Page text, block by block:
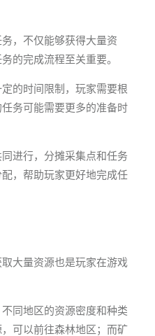
，不仅能够获得大量资
的完成流程至关重要。
的时间限制，玩家需要根
务可能需要更多的准备时
进行，分摊采集点和任务
，帮助玩家更好地完成任
大量资源也是玩家在游戏
同地区的资源密度和种类
可以前往森林地区；而矿